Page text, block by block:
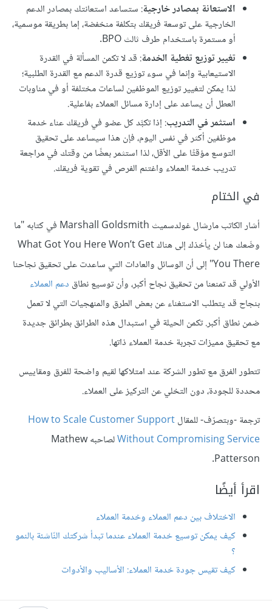
الاستعانة بمصادر خارجية: ستساعد استعانتك بمصادر الدعم
الخارجية على توسعة فريقك بتكلفة منخفضة، إما بطريقة موسمية،
أو مستمرة باستخدام طرف ثالث BPO.
تغيير توزيع تغطية الخدمة: قد لا تكمن المسألة في القدرة
الاستيعابية وإنما في سوء توزيع قدرة الدعم مع القدرة الطلبية؛
لذا يمكن لتغيير توزيع الموظفين لساعات مختلفة أو في مناوبات
العطل أن يساعد على إدارة مسائل العملاء بفاعلية.
استثمر في التدريب: إذا تكبَّد كل عضو في فريقك عناء خدمة
موظفين أكثر في نفس اليوم، فإن هذا سيساعد على تحقيق
التوسع مؤقتًا على الأقل، لذا استثمر بعضًا من وقتك في مراجعة
تدريب خدمة العملاء واغتنم الفرص في تقوية فريقك.
في الختام
أشار الكاتب مارشال غولدسميث Marshall Goldsmith في كتابه "ما
وضَعك هنا لن يأخذك إلى هناك What Got You Here Won’t Get
You There" إلى أن الوسائل والعادات التي ساعدت على تحقيق نجاحنا
الأولي قد تمنعنا من تحقيق نجاح أكبر، وأن توسيع نطاق دعم العملاء
بنجاح قد يتطلب الاستغناء عن بعض الطرق والمنهجيات التي لا تعمل
ضمن نطاق أكبر. تكمن الحيلة في استبدال هذه الطرائق بطرائق جديدة
مع تحقيق مميزات تجربة خدمة العملاء ذاتها.
تتطور الفرق مع تطور الشركة عند امتلاكها لقيم واضحة للفرق ومقاييس
محددة للجودة، دون التخلي عن التركيز على العملاء.
ترجمة -وبتصرّف- للمقالHow to Scale Customer Support
Without Compromising Service
لصاحبه Mathew
Patterson.
اقرأ أيضًا
الاختلاف بين دعم العملاء وخدمة العملاء
كيف يمكن توسيع خدمة العملاء عندما تبدأ شركتك النّاشئة بالنمو
؟
كيف تقيس جودة خدمة العملاء: الأساليب والأدوات